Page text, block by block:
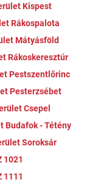
Kispest
Rákospalota
Mátyásföld
Rákoskeresztúr
Pestszentlőrinc
Pesterzsébet
Csepel
Budafok - Tétény
Soroksár
1021
1111